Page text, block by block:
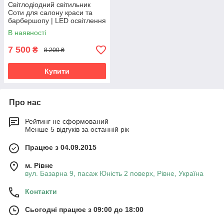
Світлодіодний світильник
Соти для салону краси та
барбершопу | LED освітлення
В наявності
7 500 ₴ 8 200 ₴
Купити
Про нас
Рейтинг не сформований
Менше 5 відгуків за останній рік
Працює з 04.09.2015
м. Рівне
вул. Базарна 9, пасаж Юність 2 поверх, Рівне, Україна
Контакти
Сьогодні працює з 09:00 до 18:00